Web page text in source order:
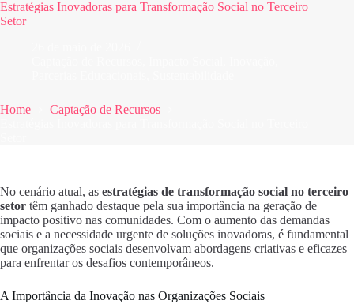
Estratégias Inovadoras para Transformação Social no Terceiro
Setor
Home
Captação de Recursos
No cenário atual, as estratégias de transformação social no terceiro
setor têm ganhado destaque pela sua importância na geração de
impacto positivo nas comunidades. Com o aumento das demandas
sociais e a necessidade urgente de soluções inovadoras, é fundamental
que organizações sociais desenvolvam abordagens criativas e eficazes
para enfrentar os desafios contemporâneos.
A Importância da Inovação nas Organizações Sociais